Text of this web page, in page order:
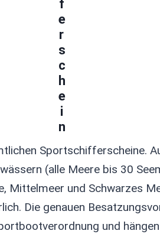
Sportschifferscheine.
(alle Meere bis 30
Mittelmeer und Schwarzes
Die genauen
und